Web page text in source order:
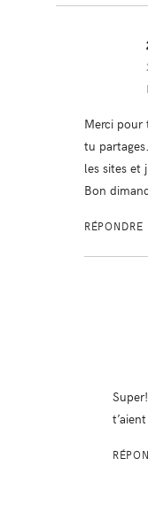
Merci pour
tu
les sites et
Bon
RÉPONDRE